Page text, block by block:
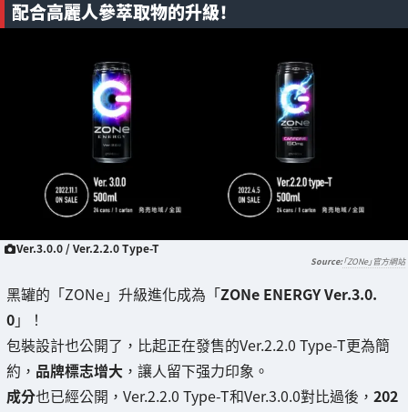
配合高麗人參萃取物的升級！
Ver.3.0.0 / Ver.2.2.0 Type-T
「ZONe」官方網站
黑罐的「ZONe」升級進化成為「ZONe ENERGY Ver.3.0.
0」！
包裝設計也公開了，比起正在發售的Ver.2.2.0 Type-T更為簡
約， 品牌標志增大 ，讓人留下强力印象。
成分也已經公開，Ver.2.2.0 Type-T和Ver.3.0.0對比過後， 202